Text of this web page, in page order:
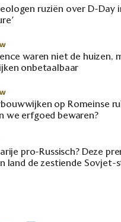
ruziën over D-Day
waren niet de huizen,
onbetaalbaar
op Romeinse
we erfgoed bewaren?
pro-Russisch? Deze
land de zestiende Sovjet-